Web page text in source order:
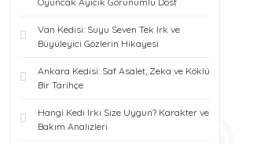
Van Kedisi: Suyu Seven Tek Irk ve
Büyüleyici Gözlerin Hikayesi
Ankara Kedisi: Saf Asalet, Zeka ve Köklü
Bir Tarihçe
Hangi Kedi Irkı Size Uygun? Karakter ve
Bakım Analizleri